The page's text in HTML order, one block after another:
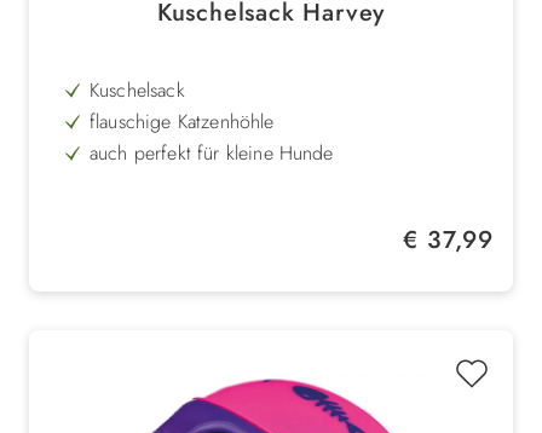
Kuschelsack Harvey
Kuschelsack
flauschige Katzenhöhle
auch perfekt für kleine Hunde
Regulärer Preis:
€ 37,99